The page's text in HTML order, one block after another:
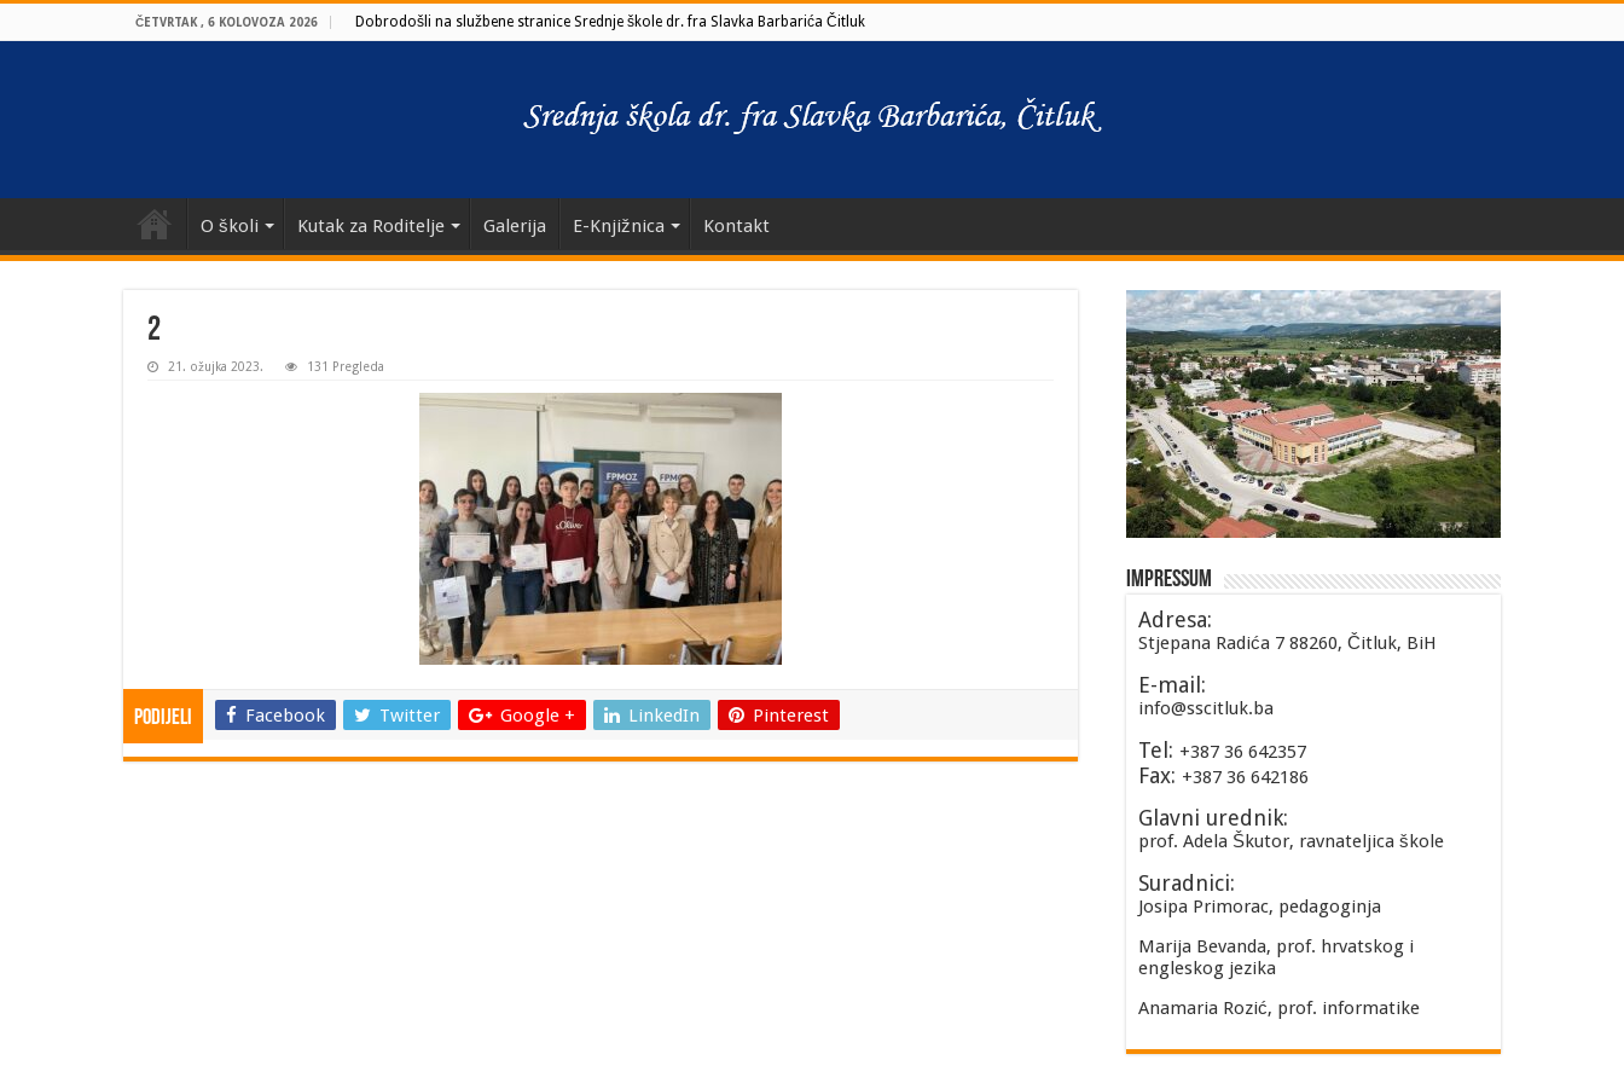
ČETVRTAK , 6 KOLOVOZA 2026 Dobrodošli na službene stranice Srednje škole dr. fra Slavka Barbarića Čitluk
O školi Kutak za Roditelje Galerija E-Knjižnica Kontakt
2
21. ožujka 2023. 131 Pregleda
Podijeli Facebook Twitter Google + LinkedIn Pinterest
Impressum
Adresa:
Stjepana Radića 7 88260, Čitluk, BiH
E-mail:
info@sscitluk.ba
Tel: +387 36 642357
Fax: +387 36 642186
Glavni urednik:
prof. Adela Škutor, ravnateljica škole
Suradnici:
Josipa Primorac, pedagoginja
Marija Bevanda, prof. hrvatskog i
engleskog jezika
Anamaria Rozić, prof. informatike